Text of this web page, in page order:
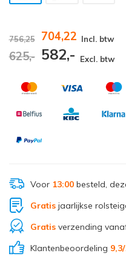
756,25 704,22 Incl. btw
625,- 582,- Excl. btw
Voor 13:00besteld,
Gratisjaarlijkse
Gratisverzending
Klantenbeoordeling 9,3